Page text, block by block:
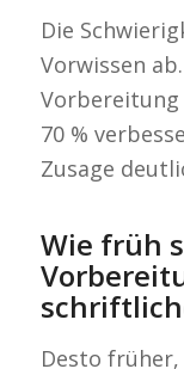
Die
Vorwissen
Vorbereitung
70 %
Zusage
Wie früh
Desto früher,
Test The Talent
Brüsseler Str. 1-3
60327 Frankfurt